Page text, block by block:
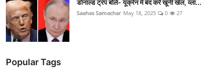
डोनाल्ड ट्रंप बोले- यूक्रेन में बंद करें खूनी खेल, व्ला...
Saahas Samachar May 18, 2025 0 27
Popular Tags